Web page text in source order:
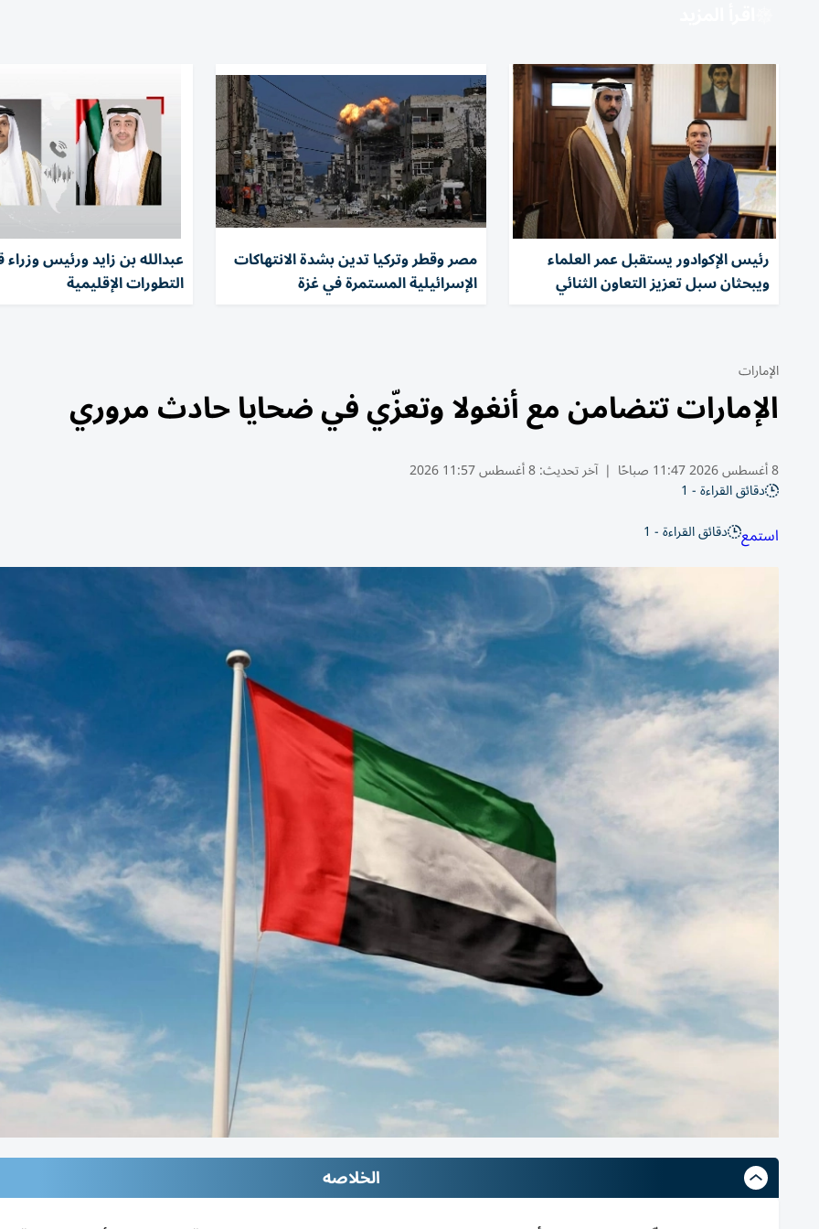
رئيس الإكوادور يستقبل عمر العلماء
ويبحثان سبل تعزيز التعاون الثنائي
مصر وقطر وتركيا تدين بشدة الانتهاكات
الإسرائيلية المستمرة في غزة
عبدالله بن زايد ورئيس
التطورات الإقليمية
الإمارات
الإمارات تتضامن مع أنغولا وتعزّي في ضحايا حادث مروري
8 أغسطس 2026 11:47 صباحًا | آخر تحديث:8 أغسطس 11:57 2026
دقائق القراءة - 1
استمع دقائق القراءة - 1
الخلاصه